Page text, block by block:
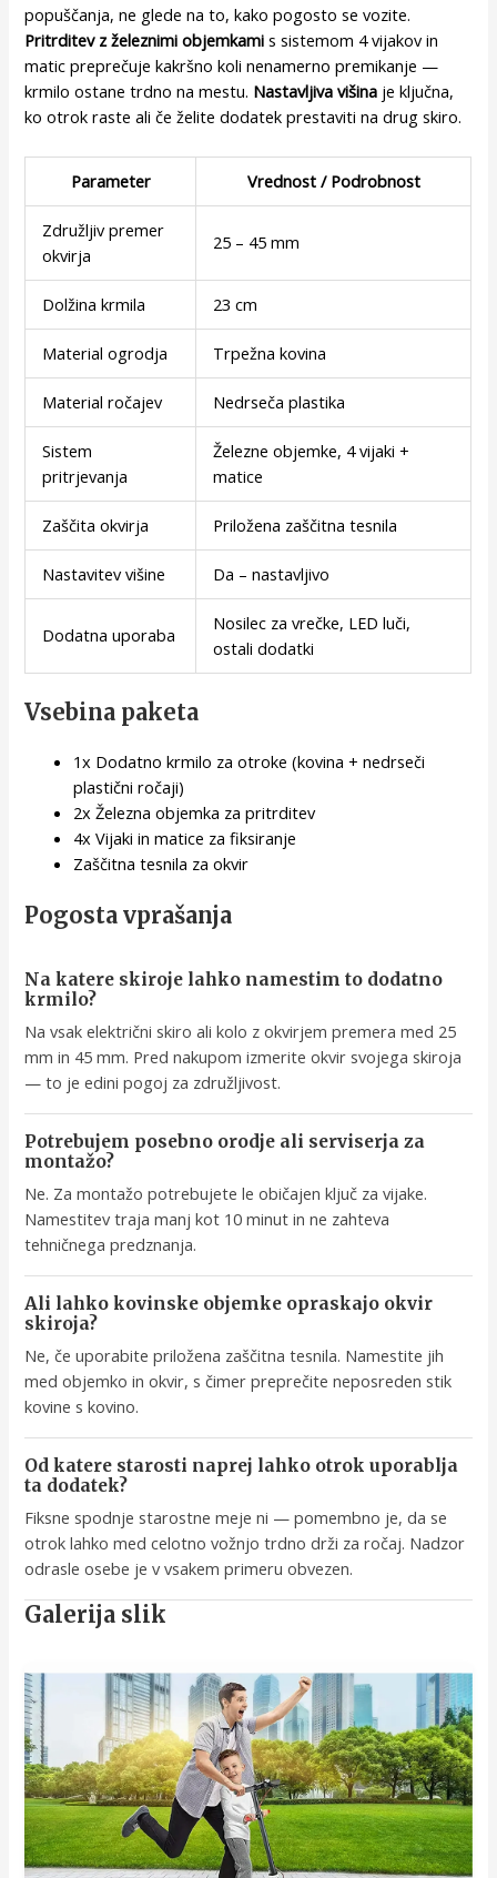
popuščanja, ne glede na to, kako pogosto se vozite.
Pritrditev z železnimi objemkami s sistemom 4 vijakov in
matic preprečuje kakršno koli nenamerno premikanje —
krmilo ostane trdno na mestu. Nastavljiva višina je ključna,
ko otrok raste ali če želite dodatek prestaviti na drug skiro.
Parameter Vrednost / Podrobnost
Združljiv premer
okvirja
25 – 45 mm
Dolžina krmila 23 cm
Material ogrodja Trpežna kovina
Material ročajev Nedrseča plastika
Sistem
pritrjevanja
Železne objemke, 4 vijaki +
matice
Zaščita okvirja Priložena zaščitna tesnila
Nastavitev višine Da – nastavljivo
Dodatna uporaba
Nosilec za vrečke, LED luči,
ostali dodatki
Vsebina paketa
1x Dodatno krmilo za otroke (kovina + nedrseči
plastični ročaji)
2x Železna objemka za pritrditev
4x Vijaki in matice za fiksiranje
Zaščitna tesnila za okvir
Pogosta vprašanja
Na katere skiroje lahko namestim to dodatno
krmilo?
Na vsak električni skiro ali kolo z okvirjem premera med 25
mm in 45 mm. Pred nakupom izmerite okvir svojega skiroja
— to je edini pogoj za združljivost.
Potrebujem posebno orodje ali serviserja za
montažo?
Ne. Za montažo potrebujete le običajen ključ za vijake.
Namestitev traja manj kot 10 minut in ne zahteva
tehničnega predznanja.
Ali lahko kovinske objemke opraskajo okvir
skiroja?
Ne, če uporabite priložena zaščitna tesnila. Namestite jih
med objemko in okvir, s čimer preprečite neposreden stik
kovine s kovino.
Od katere starosti naprej lahko otrok uporablja
ta dodatek?
Fiksne spodnje starostne meje ni — pomembno je, da se
otrok lahko med celotno vožnjo trdno drži za ročaj. Nadzor
odrasle osebe je v vsakem primeru obvezen.
Galerija slik